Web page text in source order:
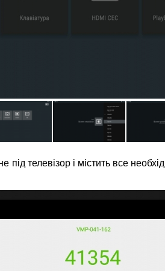
телевізор і містить все